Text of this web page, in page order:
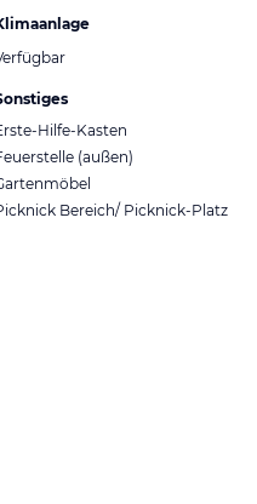
Hilfe-Kasten
(außen)
Bereich/ Picknick-Platz